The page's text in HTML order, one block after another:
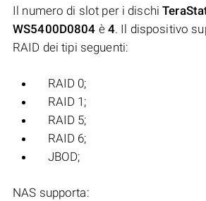
Il numero di slot per i dischi
WS5400D0804 è 4. Il dispositivo
RAID dei tipi seguenti:
RAID 0;
RAID 1;
RAID 5;
RAID 6;
JBOD;
NAS supporta: